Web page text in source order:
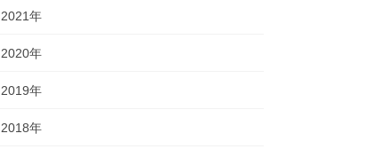
2021年
2020年
2019年
2018年